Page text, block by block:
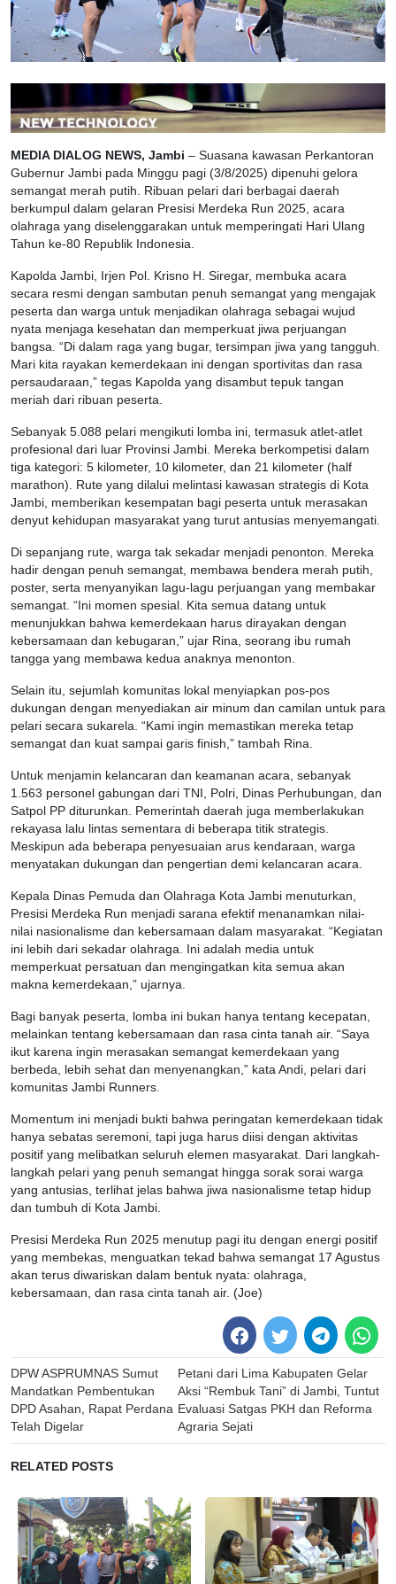
MEDIA DIALOG NEWS, Jambi – Suasana kawasan Perkantoran
Gubernur Jambi pada Minggu pagi (3/8/2025) dipenuhi gelora
semangat merah putih. Ribuan pelari dari berbagai daerah
berkumpul dalam gelaran Presisi Merdeka Run 2025, acara
olahraga yang diselenggarakan untuk memperingati Hari Ulang
Tahun ke-80 Republik Indonesia.
Kapolda Jambi, Irjen Pol. Krisno H. Siregar, membuka acara
secara resmi dengan sambutan penuh semangat yang mengajak
peserta dan warga untuk menjadikan olahraga sebagai wujud
nyata menjaga kesehatan dan memperkuat jiwa perjuangan
bangsa. “Di dalam raga yang bugar, tersimpan jiwa yang tangguh.
Mari kita rayakan kemerdekaan ini dengan sportivitas dan rasa
persaudaraan,” tegas Kapolda yang disambut tepuk tangan
meriah dari ribuan peserta.
Sebanyak 5.088 pelari mengikuti lomba ini, termasuk atlet-atlet
profesional dari luar Provinsi Jambi. Mereka berkompetisi dalam
tiga kategori: 5 kilometer, 10 kilometer, dan 21 kilometer (half
marathon). Rute yang dilalui melintasi kawasan strategis di Kota
Jambi, memberikan kesempatan bagi peserta untuk merasakan
denyut kehidupan masyarakat yang turut antusias menyemangati.
Di sepanjang rute, warga tak sekadar menjadi penonton. Mereka
hadir dengan penuh semangat, membawa bendera merah putih,
poster, serta menyanyikan lagu-lagu perjuangan yang membakar
semangat. “Ini momen spesial. Kita semua datang untuk
menunjukkan bahwa kemerdekaan harus dirayakan dengan
kebersamaan dan kebugaran,” ujar Rina, seorang ibu rumah
tangga yang membawa kedua anaknya menonton.
Selain itu, sejumlah komunitas lokal menyiapkan pos-pos
dukungan dengan menyediakan air minum dan camilan untuk para
pelari secara sukarela. “Kami ingin memastikan mereka tetap
semangat dan kuat sampai garis finish,” tambah Rina.
Untuk menjamin kelancaran dan keamanan acara, sebanyak
1.563 personel gabungan dari TNI, Polri, Dinas Perhubungan, dan
Satpol PP diturunkan. Pemerintah daerah juga memberlakukan
rekayasa lalu lintas sementara di beberapa titik strategis.
Meskipun ada beberapa penyesuaian arus kendaraan, warga
menyatakan dukungan dan pengertian demi kelancaran acara.
Kepala Dinas Pemuda dan Olahraga Kota Jambi menuturkan,
Presisi Merdeka Run menjadi sarana efektif menanamkan nilai-
nilai nasionalisme dan kebersamaan dalam masyarakat. “Kegiatan
ini lebih dari sekadar olahraga. Ini adalah media untuk
memperkuat persatuan dan mengingatkan kita semua akan
makna kemerdekaan,” ujarnya.
Bagi banyak peserta, lomba ini bukan hanya tentang kecepatan,
melainkan tentang kebersamaan dan rasa cinta tanah air. “Saya
ikut karena ingin merasakan semangat kemerdekaan yang
berbeda, lebih sehat dan menyenangkan,” kata Andi, pelari dari
komunitas Jambi Runners.
Momentum ini menjadi bukti bahwa peringatan kemerdekaan tidak
hanya sebatas seremoni, tapi juga harus diisi dengan aktivitas
positif yang melibatkan seluruh elemen masyarakat. Dari langkah-
langkah pelari yang penuh semangat hingga sorak sorai warga
yang antusias, terlihat jelas bahwa jiwa nasionalisme tetap hidup
dan tumbuh di Kota Jambi.
Presisi Merdeka Run 2025 menutup pagi itu dengan energi positif
yang membekas, menguatkan tekad bahwa semangat 17 Agustus
akan terus diwariskan dalam bentuk nyata: olahraga,
kebersamaan, dan rasa cinta tanah air. (Joe)
Post
navigation
DPW ASPRUMNAS Sumut
Mandatkan Pembentukan
DPD Asahan, Rapat Perdana
Telah Digelar
Petani dari Lima Kabupaten Gelar
Aksi “Rembuk Tani” di Jambi, Tuntut
Evaluasi Satgas PKH dan Reforma
Agraria Sejati
RELATED POSTS